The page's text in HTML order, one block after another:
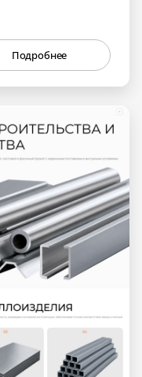
Подробнее